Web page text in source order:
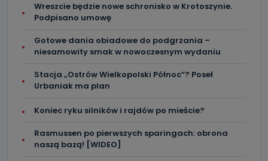
Wreszcie będzie nowe schronisko w Krotoszynie.
Podpisano umowę
Gotowe dania obiadowe do podgrzania –
niesamowity smak w nowoczesnym wydaniu
Stacja „Ostrów Wielkopolski Północ”? Poseł
Urbaniak ma plan
Koniec ryku silników i rajdów po mieście?
Rasmussen po pierwszych sparingach: obrona
naszą bazą! [WIDEO]